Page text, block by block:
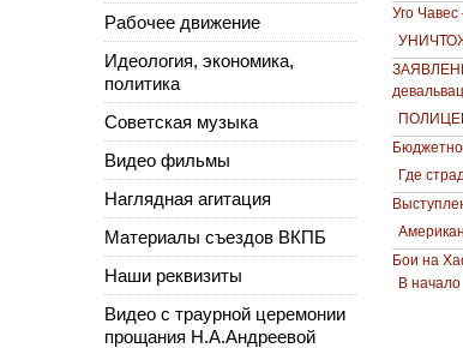
Уго
Где
Бои на
В начало
Рабочее движение
Идеология, экономика,
политика
Советская музыка
Видео фильмы
Наглядная агитация
Материалы съездов ВКПБ
Наши реквизиты
Видео с траурной церемонии
прощания Н.А.Андреевой